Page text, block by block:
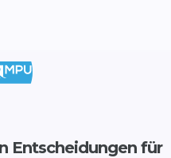
Entscheidungen für